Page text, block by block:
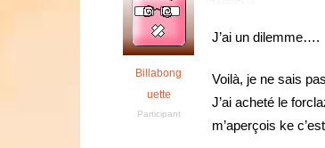
Billabong
uette
Participant
J’ai un dilemme….
Voilà, je ne sais
J’ai acheté le
m’aperçois ke